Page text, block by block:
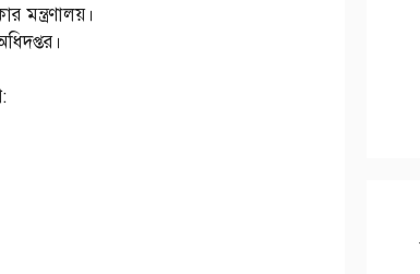
মন্ত্রণালয়।